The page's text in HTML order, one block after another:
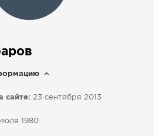
НОВОСТЬ
сайте: 23 сентября 2013
1980